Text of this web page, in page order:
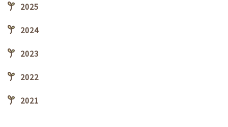
2025
2024
2023
2022
2021